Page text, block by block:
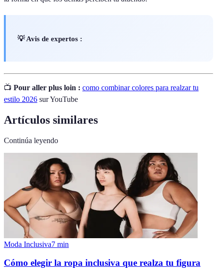
💡 Avis de expertos :
📺 Pour aller plus loin : como combinar colores para realzar tu
estilo 2026 sur YouTube
Artículos similares
Continúa leyendo
Moda Inclusiva7 min
Cómo elegir la ropa inclusiva que realza tu figura